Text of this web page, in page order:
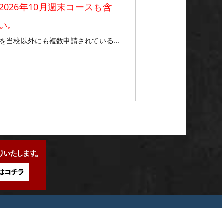
年10月週末コースも含
当校以外にも複数申請されている…